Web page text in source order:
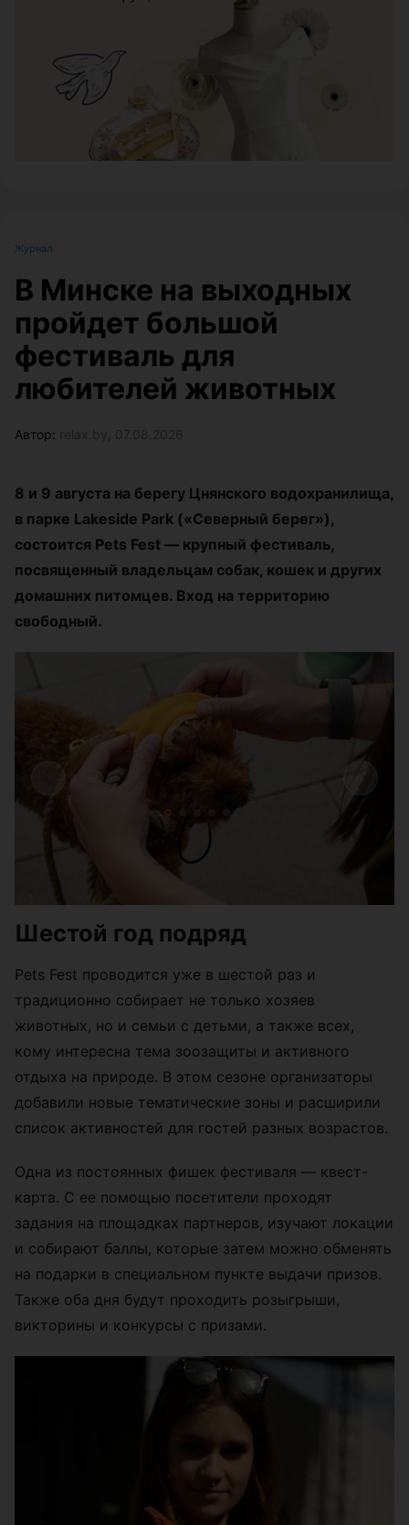
Журнал
В Минске на выходных
пройдет большой
фестиваль для
любителей животных
Автор:
8 и 9 августа на берегу Цнянского водохранилища,
в парке Lakeside Park («Северный берег»),
состоится Pets Fest — крупный фестиваль,
посвященный владельцам собак, кошек и других
домашних питомцев. Вход на территорию
свободный.
Шестой год подряд
Pets Fest проводится уже в шестой раз и
традиционно собирает не только хозяев
животных, но и семьи с детьми, а также всех,
кому интересна тема зоозащиты и активного
отдыха на природе. В этом сезоне организаторы
добавили новые тематические зоны и расширили
список активностей для гостей разных возрастов.
Одна из постоянных фишек фестиваля — квест-
карта. С ее помощью посетители проходят
задания на площадках партнеров, изучают локации
и собирают баллы, которые затем можно обменять
на подарки в специальном пункте выдачи призов.
Также оба дня будут проходить розыгрыши,
викторины и конкурсы с призами.